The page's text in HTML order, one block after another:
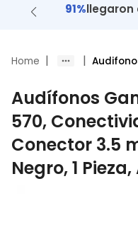
91%llegaron
Home | |
Audífonos
570,
Conector 3.5
Negro, 1